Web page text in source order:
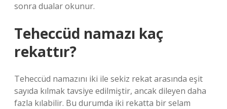
sonra dualar okunur.
Teheccüd namazı kaç
rekattır?
Teheccüd namazını iki ile sekiz rekat arasında eşit
sayıda kılmak tavsiye edilmiştir, ancak dileyen daha
fazla kılabilir. Bu durumda iki rekatta bir selam